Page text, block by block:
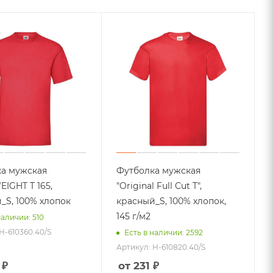
мужская
T 165,
100% хлопок
510
610360.40/S
Футболка мужская
"Original Full Cut T",
красный_S, 100% хлопок,
145 г/м2
Есть в наличии: 2592
Артикул: H-610820.40/S
от 231 ₽
Настольные зарядные станции
Умные колонки
Power bank с логотипом
Товары для фитнеса
Спортивные сумки
Спортивный инвентарь